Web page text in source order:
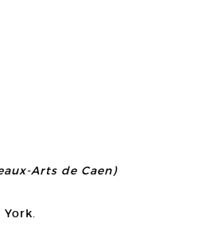
Arts de Caen)